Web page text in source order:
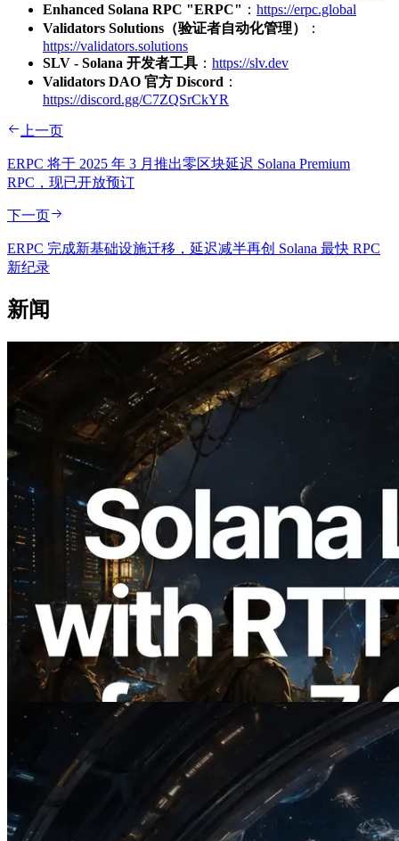
Enhanced Solana RPC "ERPC" ： https://erpc.global
Validators Solutions（验证者自动化管理）
：
https://validators.solutions
SLV - Solana 开发者工具 ： https://slv.dev
Validators DAO 官方 Discord ：
https://discord.gg/C7ZQSrCkYR
上一页
ERPC 将于 2025 年 3 月推出零区块延迟 Solana Premium
RPC，现已开放预订
下一页
ERPC 完成新基础设施迁移，延迟减半再创 Solana 最快 RPC
新纪录
新闻
2026.08.05
ERPC 扩展 Solana Leader Slot API：新
增全球 7 个区域的 Ping 测量，Validators
Information API 同步上线
阅读此文章